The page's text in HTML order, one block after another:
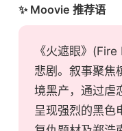
✨ Moovie 推荐语
《火遮眼》
悲剧。叙事聚焦
境黑产，通过虐
呈现强烈的黑色